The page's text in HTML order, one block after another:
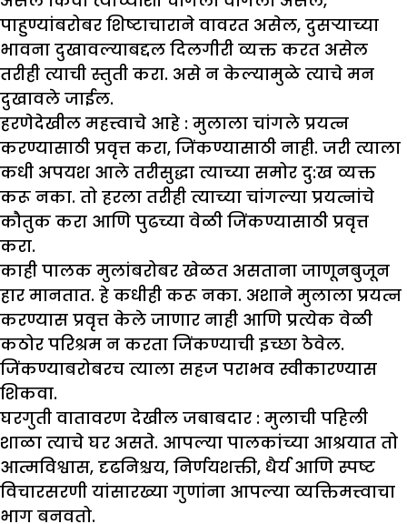
पाहुण्यांबरोबर शिष्टाचाराने वावरत असेल, दुसऱ्याच्या
भावना दुखावल्याबद्दल दिलगीरी व्यक्त करत असेल
तरीही त्याची स्तुती करा. असे न केल्यामुळे त्याचे मन
दुखावले जाईल.
हरणेदेखील महत्त्वाचे आहे : मुलाला चांगले प्रयत्न
करण्यासाठी प्रवृत्त करा, जिंकण्यासाठी नाही. जरी त्याला
कधी अपयश आले तरीसुद्धा त्याच्या समोर दु:ख व्यक्त
करू नका. तो हरला तरीही त्याच्या चांगल्या प्रयत्नांचे
कौतुक करा आणि पुढच्या वेळी जिंकण्यासाठी प्रवृत्त
करा.
काही पालक मुलांबरोबर खेळत असताना जाणूनबुजून
हार मानतात. हे कधीही करू नका. अशाने मुलाला प्रयत्न
करण्यास प्रवृत्त केले जाणार नाही आणि प्रत्येक वेळी
कठोर परिश्रम न करता जिंकण्याची इच्छा ठेवेल.
जिंकण्याबरोबरच त्याला सहज पराभव स्वीकारण्यास
शिकवा.
घरगुती वातावरण देखील जबाबदार : मुलाची पहिली
शाळा त्याचे घर असते. आपल्या पालकांच्या आश्रयात तो
आत्मविश्वास, दृढनिश्चय, निर्णयशक्ती, धैर्य आणि स्पष्ट
विचारसरणी यांसारख्या गुणांना आपल्या व्यक्तिमत्त्वाचा
भाग बनवतो.